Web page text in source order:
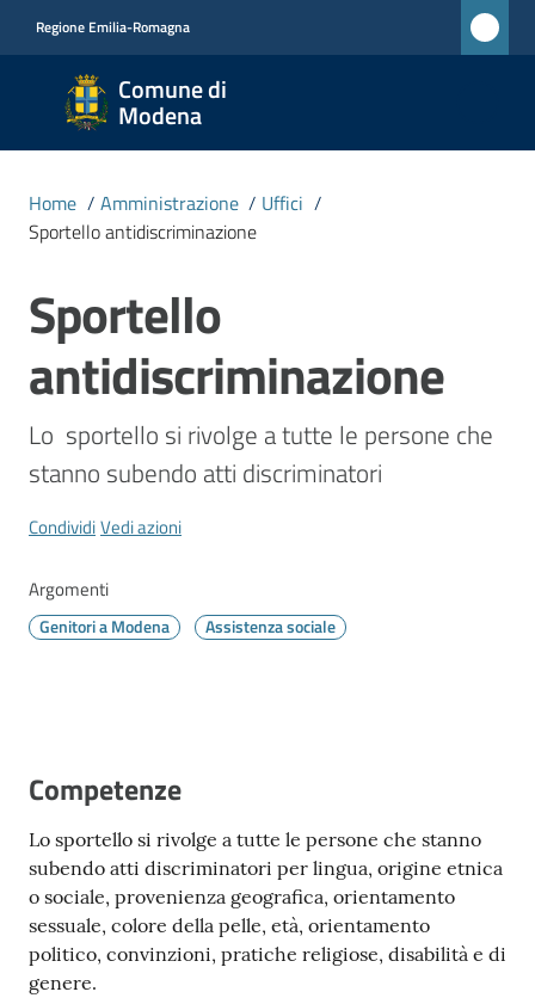
Regione Emilia-Romagna
Comune di
Modena
Comune
di
Modena
CIVICA
MONET
Amministrazione
Menu selezionato
Servizi
Vivere
su
Home / Amministrazione / Uffici /
Sportello antidiscriminazione
Salta al contenuto
Sportello
antidiscriminazione
Lo  sportello si rivolge a tutte le persone che
stanno subendo atti discriminatori
CondividiVedi azioni
Argomenti
Genitori a Modena Assistenza sociale
Competenze
Lo sportello si rivolge a tutte le persone che stanno
subendo atti discriminatori per lingua, origine etnica
o sociale, provenienza geografica, orientamento
sessuale, colore della pelle, età, orientamento
politico, convinzioni, pratiche religiose, disabilità e di
genere.